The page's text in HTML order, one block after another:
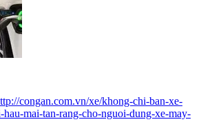
congan.com.vn/xe/khong-chi-ban-xe-
mai-tan-rang-cho-nguoi-dung-xe-may-